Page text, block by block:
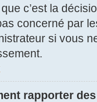
c’est la
concerné par
si vous
rapporter